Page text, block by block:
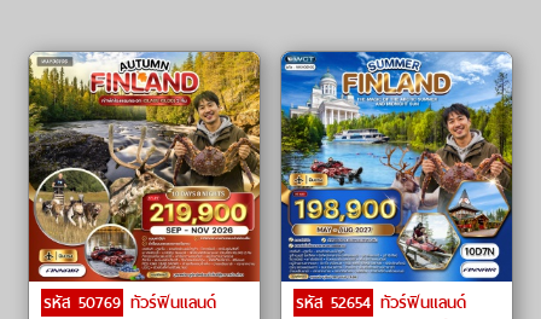
รหัส 50769 ทัวร์ฟินแลนด์
รหัส 52654 ทัวร์ฟินแลนด์